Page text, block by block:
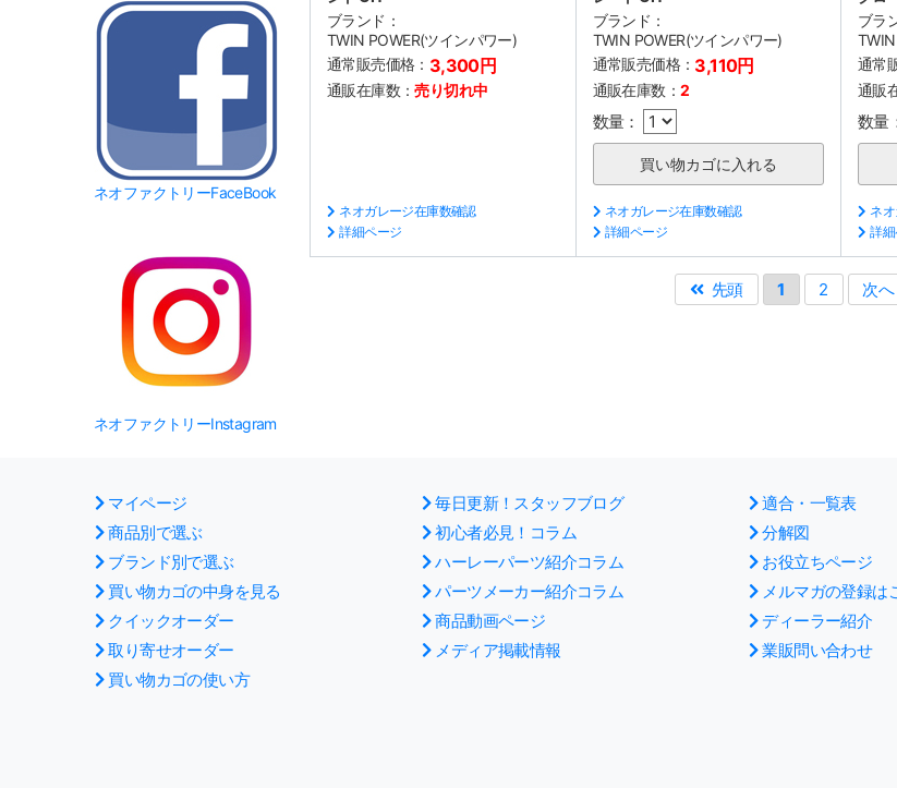
ネオファクトリーFaceBook
ネオファクトリーInstagram
ブランド：
TWIN POWER(ツインパワー)
通常販売価格： 3,300円
通販在庫数：売り切れ中
ネオガレージ在庫数確認
詳細ページ
ブランド：
TWIN POWER(ツインパワー)
通常販売価格： 3,110円
通販在庫数： 2
数量：
ネオガレージ在庫数確認
詳細ページ
ブラ
通常
通販
数量
ネ
詳
先頭 1 2 次へ
マイページ
商品別で選ぶ
ブランド別で選ぶ
買い物カゴの中身を見る
クイックオーダー
取り寄せオーダー
買い物カゴの使い方
毎日更新！スタッフブログ
初心者必見！コラム
ハーレーパーツ紹介コラム
パーツメーカー紹介コラム
商品動画ページ
メディア掲載情報
適合・一覧表
分解図
お役立ちページ
メルマガの登録は
ディーラー紹介
業販問い合わせ